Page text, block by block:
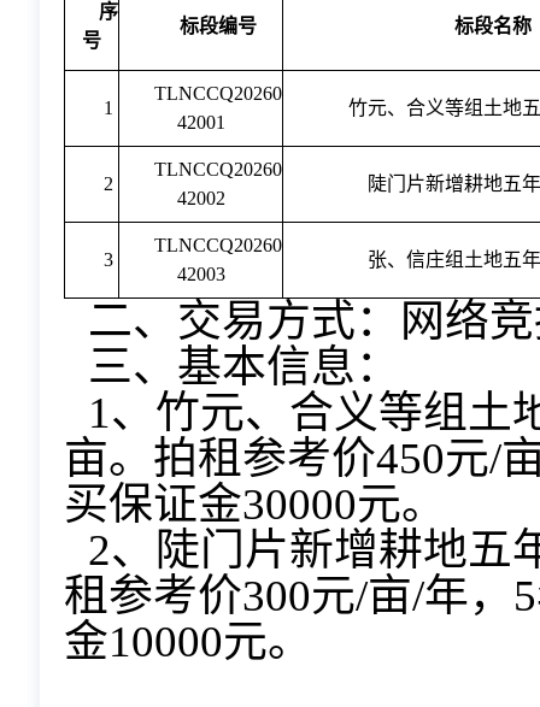
序
号
标段编号 标段名称
1
TLNCCQ20260
42001
竹元、合义等组土地
2
TLNCCQ20260
42002
陡门片新增耕地五
3
TLNCCQ20260
42003
张、信庄组土地五
二、交易方式：网络
三、基本信息：
1、竹元、合义等组土
亩。拍租参考价450元/
买保证金30000元。
2、陡门片新增耕地五
租参考价300元/亩/年，
金10000元。